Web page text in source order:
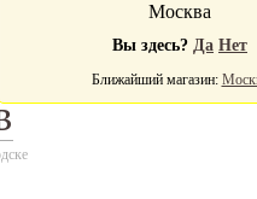
Москва
Вы здесь? Да Нет
Ближайший магазин: